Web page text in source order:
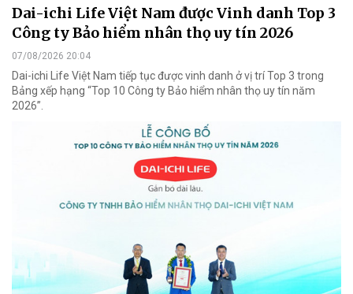
Dai-ichi Life Việt Nam được Vinh danh Top 3
Công ty Bảo hiểm nhân thọ uy tín 2026
07/08/2026 20:04
Dai-ichi Life Việt Nam tiếp tục được vinh danh ở vị trí Top 3 trong
Bảng xếp hạng “Top 10 Công ty Bảo hiểm nhân thọ uy tín năm
2026”.